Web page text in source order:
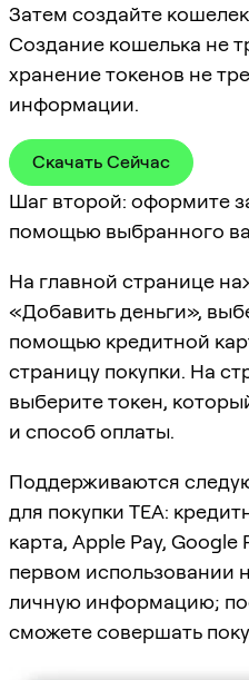
Затем создайте
Создание кошелька не
хранение токенов не
информации.
Скачать Сейчас
Шаг второй: оформите
помощью выбранного
На главной странице
«Добавить деньги»,
помощью кредитной
страницу покупки. На
выберите токен,
и способ оплаты.
Поддерживаются
для покупки TEA:
карта, Apple Pay, Google
первом использовании
личную информацию;
сможете совершать